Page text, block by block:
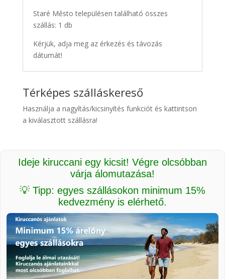
Staré Město településen található összes
szállás: 1 db
Kérjük, adja meg az érkezés és távozás
dátumát!
Térképes szálláskereső
Használja a nagyítás/kicsinyítés funkciót és kattintson
a kiválasztott szállásra!
Ideje kiruccani egy kicsit! Végre olcsóbban
várja álomutazása!
💡 Tipp: egyes szállásokon minimum 15%
kedvezmény is elérhető.